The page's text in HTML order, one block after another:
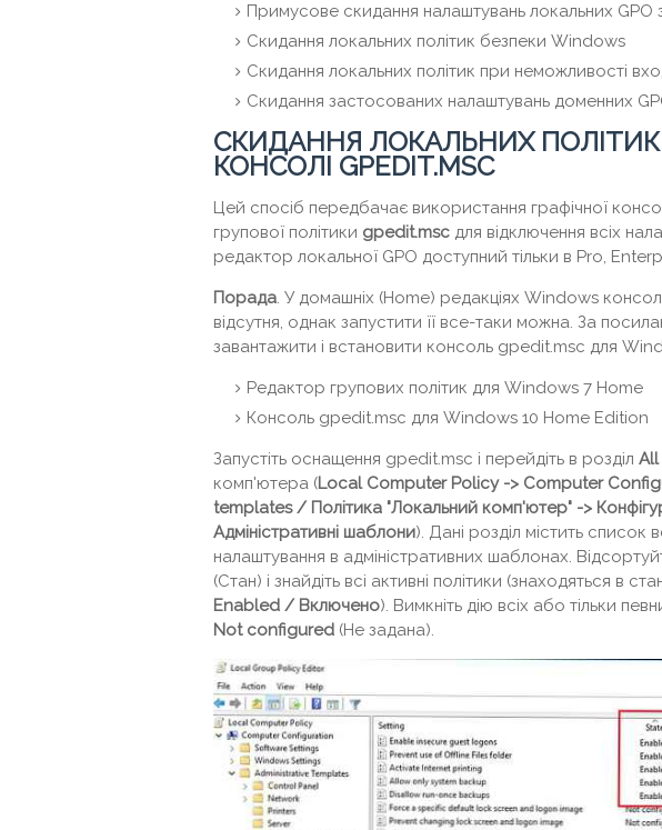
Примусове скидання налаштувань локальних
Скидання локальних політик безпеки Windows
Скидання локальних політик при неможливості
Скидання застосованих налаштувань доменних
СКИДАННЯ ЛОКАЛЬНИХ
КОНСОЛІ GPEDIT.MSC
Цей спосіб передбачає використання графічної
групової політики gpedit.msc для відключення всіх
редактор локальної GPO доступний тільки в Pro,
Порада. У домашніх (Home) редакціях Windows
відсутня, однак запустити її все-таки можна. За
завантажити і встановити консоль gpedit.msc для
Редактор групових політик для Windows 7 Home
Консоль gpedit.msc для Windows 10 Home Edition
Запустіть оснащення gpedit.msc і перейдіть в розділ All
комп'ютера (Local Computer Policy -> Computer
templates / Політика "Локальний комп'ютер" ->
Адміністративні шаблони). Дані розділ містить список
налаштування в адміністративних шаблонах.
(Стан) і знайдіть всі активні політики (знаходяться в
Enabled / Включено). Вимкніть дію всіх або тільки
Notconfigured (Не задана).